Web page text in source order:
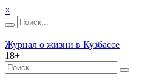
×
Журнал о жизни в Кузбассе
18+